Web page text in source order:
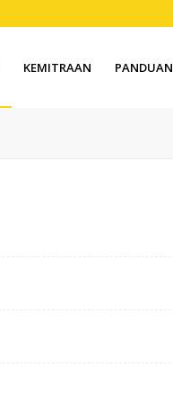
KEMITRAAN PANDUAN